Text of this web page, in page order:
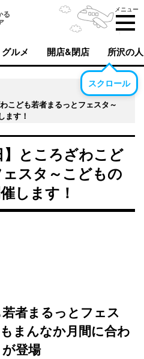
る メニュー
グルメ 開店&閉店 所沢の人
スクロール
こども若者まるっとフェスタ～
ます！
】ところざわこど
スタ～こどもの
します！
者まるっとフェス
まんなか月間に合わ
登場